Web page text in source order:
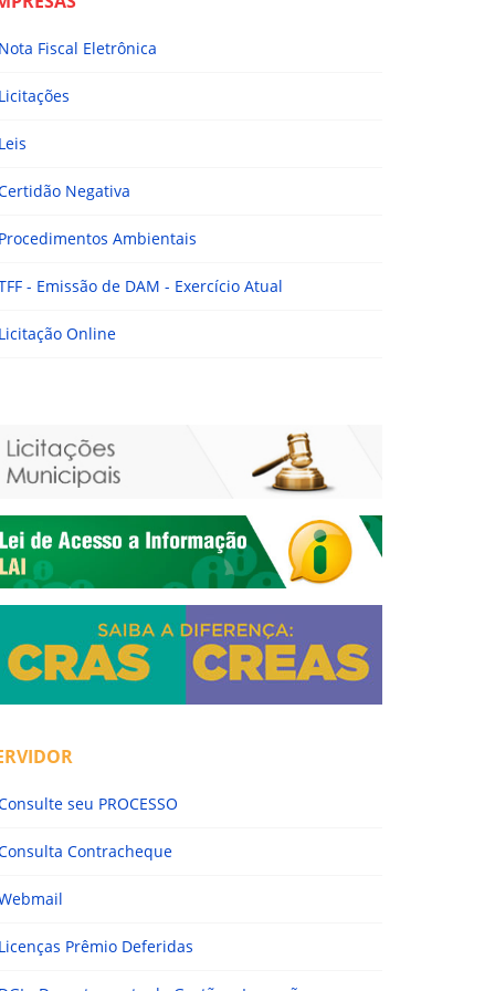
Fiscal Eletrônica
Negativa
Ambientais
- Emissão de DAM - Exercício Atual
Online
seu PROCESSO
Contracheque
Prêmio Deferidas